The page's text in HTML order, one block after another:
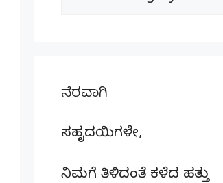
ನೆರವಾಗಿ
ಸಹೃದಯಿಗಳೇ,
ನಿಮಗೆ ತಿಳಿದಂತೆ ಕಳೆದ ಹತ್ತು